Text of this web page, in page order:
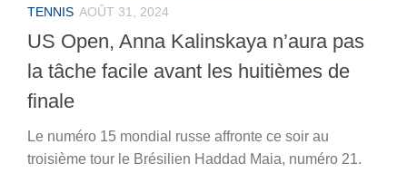
TENNIS AOÛT 31, 2024
US Open, Anna Kalinskaya n’aura pas
la tâche facile avant les huitièmes de
finale
Le numéro 15 mondial russe affronte ce soir au
troisième tour le Brésilien Haddad Maia, numéro 21.